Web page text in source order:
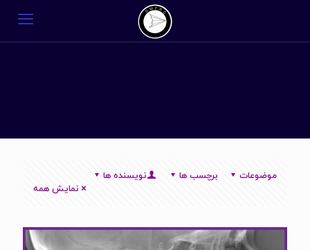
موضوعات برچسب ها
نویسنده ها
نمایش همه